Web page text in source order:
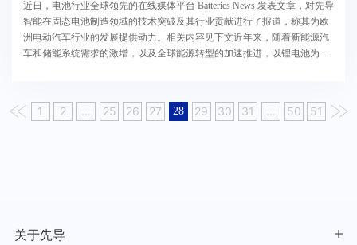
近日，电池行业全球领先的在线媒体平台 Batteries News 发表文章，对先导
智能在固态电池制造领域的技术突破及其行业贡献进行了报道，称其为欧
洲电动汽车行业的发展提供动力。相关内容见下文近年来，随着新能源汽
车和储能系统需求的激增，以及全球能源转型的加速推进，以锂电池为代
1 2 ... 25 26 27 28 29 30 31 ... 50 51
关于先导